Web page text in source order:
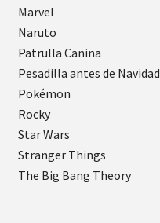
Marvel
Naruto
Patrulla Canina
Pesadilla antes de Navidad
Pokémon
Rocky
Star Wars
Stranger Things
The Big Bang Theory